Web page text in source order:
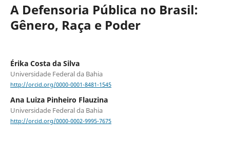
A Defensoria Pública no Brasil:
Gênero, Raça e Poder
Érika Costa da Silva
Universidade Federal da Bahia
http://orcid.org/0000-0001-8481-1545
Ana Luiza Pinheiro Flauzina
Universidade Federal da Bahia
http://orcid.org/0000-0002-9995-7675